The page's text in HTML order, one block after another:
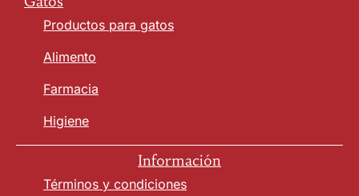
Productos para gatos
Alimento
Farmacia
Higiene
Información
Términos y condiciones